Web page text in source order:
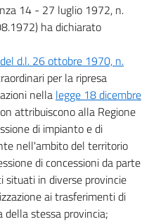
14 - 27 luglio 1972, n.
ha dichiarato
d.l. 26 ottobre 1970, n.
per la ripresa
nella legge 18 dicembre
attribuiscono alla Regione
di impianto e di
nell'ambito del territorio
di concessioni da parte
situati in diverse provincie
ai trasferimenti di
stessa provincia;